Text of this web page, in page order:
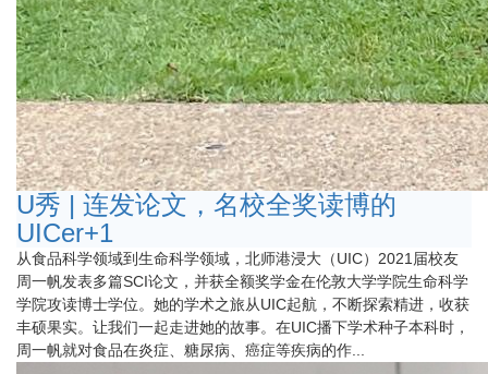
U秀 | 连发论文，名校全奖读博的
UICer+1
从食品科学领域到生命科学领域，北师港浸大（UIC）2021届校友
周一帆发表多篇SCI论文，并获全额奖学金在伦敦大学学院生命科学
学院攻读博士学位。她的学术之旅从UIC起航，不断探索精进，收获
丰硕果实。让我们一起走进她的故事。在UIC播下学术种子本科时，
周一帆就对食品在炎症、糖尿病、癌症等疾病的作...